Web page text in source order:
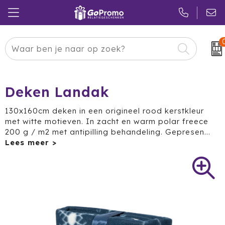
Kerstpakketten
Duurzaam
Reclamedragers
Eten & Drinken
Carnaval
Koningsdag
Zomer
Pride Month
24 ICE
Air Up
American Tourister
Deken Landak
130x160cm deken in een origineel rood kerstkleur
met witte motieven. In zacht en warm polar freece
200 g / m2 met antipilling behandeling. Gepresen...